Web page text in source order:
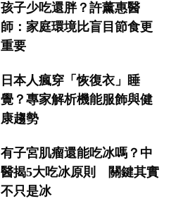
孩子少吃還胖？許薰惠醫
師：家庭環境比盲目節食更
重要
日本人瘋穿「恢復衣」睡
覺？專家解析機能服飾與健
康趨勢
有子宮肌瘤還能吃冰嗎？中
醫揭5大吃冰原則 關鍵其實
不只是冰